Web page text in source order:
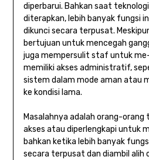
diperbarui. Bahkan saat
diterapkan, lebih banyak fungsi
dikunci secara terpusat.
bertujuan untuk mencegah
juga mempersulit staf untuk
memiliki akses administratif,
sistem dalam mode aman atau
ke kondisi lama.
Masalahnya adalah orang-orang
akses atau diperlengkapi untuk
bahkan ketika lebih banyak
secara terpusat dan diambil alih